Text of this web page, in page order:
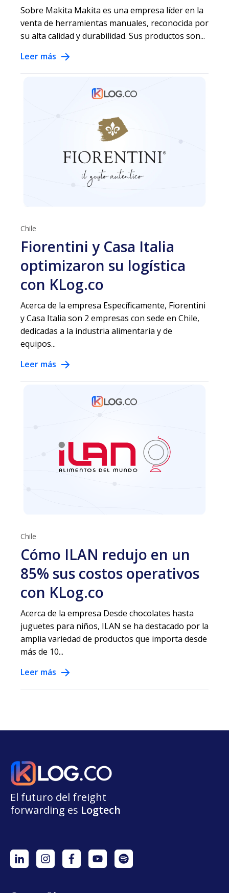
Sobre Makita Makita es una empresa líder en la
venta de herramientas manuales, reconocida por
su alta calidad y durabilidad. Sus productos son...
Leer más
Chile
Fiorentini y Casa Italia
optimizaron su logística
con KLog.co
Acerca de la empresa Específicamente, Fiorentini
y Casa Italia son 2 empresas con sede en Chile,
dedicadas a la industria alimentaria y de
equipos...
Leer más
Chile
Cómo ILAN redujo en un
85% sus costos operativos
con KLog.co
Acerca de la empresa Desde chocolates hasta
juguetes para niños, ILAN se ha destacado por la
amplia variedad de productos que importa desde
más de 10...
Leer más
El futuro del freight
forwarding es Logtech